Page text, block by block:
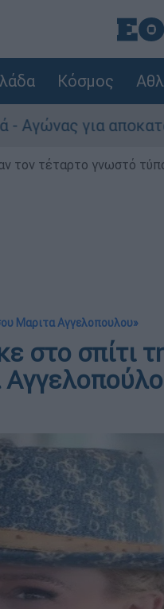
Κόσμος
αποκατάσταση
τον τέταρτο γνωστό
Μαριτα Αγγελοπουλου»
στο σπίτι